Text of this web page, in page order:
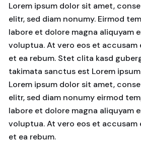
Lorem ipsum dolor sit amet,
elitr, sed diam nonumy. Eirmod
labore et dolore magna aliquyam
voluptua. At vero eos et
et ea rebum. Stet clita kasd
takimata sanctus est Lorem
Lorem ipsum dolor sit amet,
elitr, sed diam nonumy eirmod
labore et dolore magna aliquyam
voluptua. At vero eos et
et ea rebum.